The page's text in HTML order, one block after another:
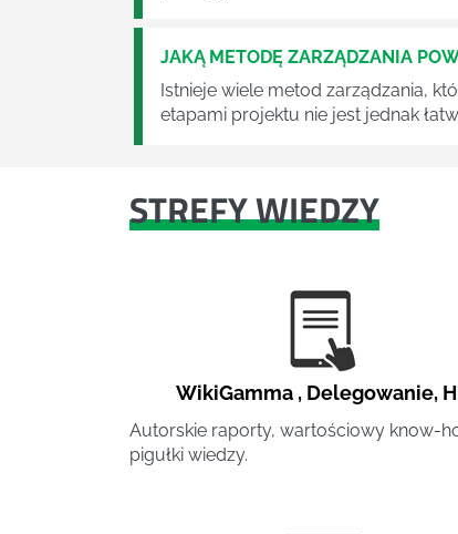
JAKĄ METODĘ ZARZĄDZANIA
Istnieje wiele metod zarządzania,
etapami projektu nie jest jednak
STREFY WIEDZY
WikiGamma , Delegowanie,
Autorskie raporty, wartościowy know-
pigułki wiedzy.